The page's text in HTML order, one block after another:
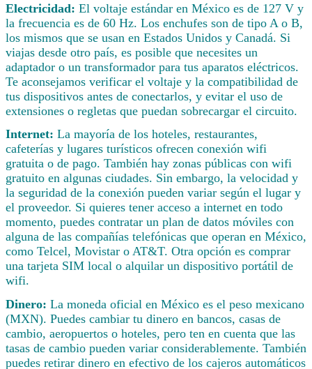
Electricidad: El voltaje estándar en México es de 127 V y
la frecuencia es de 60 Hz. Los enchufes son de tipo A o B,
los mismos que se usan en Estados Unidos y Canadá. Si
viajas desde otro país, es posible que necesites un
adaptador o un transformador para tus aparatos eléctricos.
Te aconsejamos verificar el voltaje y la compatibilidad de
tus dispositivos antes de conectarlos, y evitar el uso de
extensiones o regletas que puedan sobrecargar el circuito.
Internet: La mayoría de los hoteles, restaurantes,
cafeterías y lugares turísticos ofrecen conexión wifi
gratuita o de pago. También hay zonas públicas con wifi
gratuito en algunas ciudades. Sin embargo, la velocidad y
la seguridad de la conexión pueden variar según el lugar y
el proveedor. Si quieres tener acceso a internet en todo
momento, puedes contratar un plan de datos móviles con
alguna de las compañías telefónicas que operan en México,
como Telcel, Movistar o AT&T. Otra opción es comprar
una tarjeta SIM local o alquilar un dispositivo portátil de
wifi.
Dinero: La moneda oficial en México es el peso mexicano
(MXN). Puedes cambiar tu dinero en bancos, casas de
cambio, aeropuertos o hoteles, pero ten en cuenta que las
tasas de cambio pueden variar considerablemente. También
puedes retirar dinero en efectivo de los cajeros automáticos